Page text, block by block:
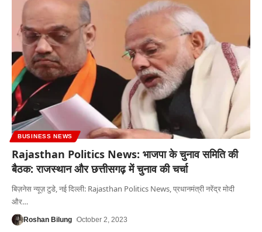
BUSINESS NEWS
Rajasthan Politics News: भाजपा के चुनाव समिति की
बैठक: राजस्थान और छत्तीसगढ़ में चुनाव की चर्चा
बिज़नेस न्यूज़ टुडे, नई दिल्ली: Rajasthan Politics News, प्रधानमंत्री नरेंद्र मोदी
और…
Roshan Bilung October 2, 2023